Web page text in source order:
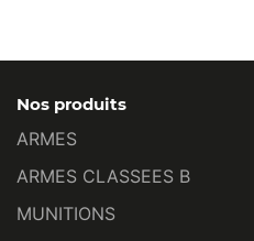
Nos produits
ARMES
ARMES CLASSEES B
MUNITIONS